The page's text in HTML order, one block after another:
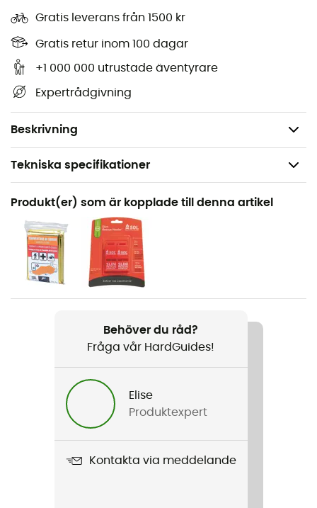
Gratis leverans från 1500 kr
Gratis retur inom 100 dagar
+1 000 000 utrustade äventyrare
Expertrådgivning
Beskrivning
2 tasche laterali in rete
Maniglia per il trasporto
Fibbia di fissaggio per lampada LED
Peso: 360 g
Tekniska specifikationer
Rekommenderad för
Vandring / Trailrunning / Den dagliga /
Längdskidåkning
Herr / Dam
Produktnamn
Space Case 7
Produkt(er) som är kopplade till denna artikel
Behöver du råd?
Fråga vår HardGuides!
Elise
Produktexpert
Kontakta via meddelande